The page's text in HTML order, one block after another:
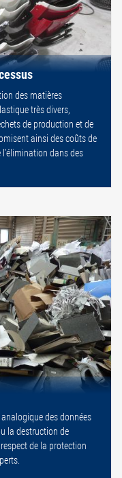
des matières
très divers,
de production et de
ainsi des coûts de
dans des
des données
la destruction de
de la protection